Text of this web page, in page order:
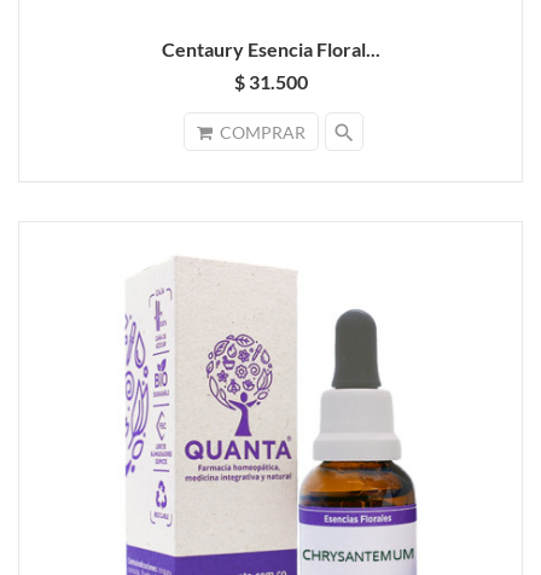
Centaury Esencia Floral...
$ 31.500
COMPRAR search